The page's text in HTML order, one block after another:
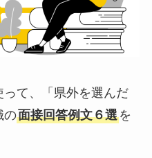
って、「県外を選んだ
の面接回答例文６選を